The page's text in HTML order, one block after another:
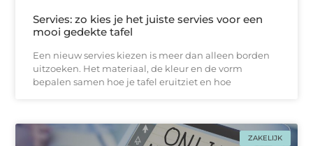
Servies: zo kies je het juiste servies voor een
mooi gedekte tafel
Een nieuw servies kiezen is meer dan alleen borden
uitzoeken. Het materiaal, de kleur en de vorm
bepalen samen hoe je tafel eruitziet en hoe
ZAKELIJK